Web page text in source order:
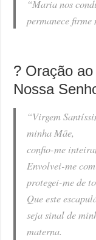
“Maria nos
permanece firme
? Oração
Nossa
“Virgem
minha Mãe,
confio-me
Envolvei-me
protegei-me de
Que este
seja sinal de
materna.